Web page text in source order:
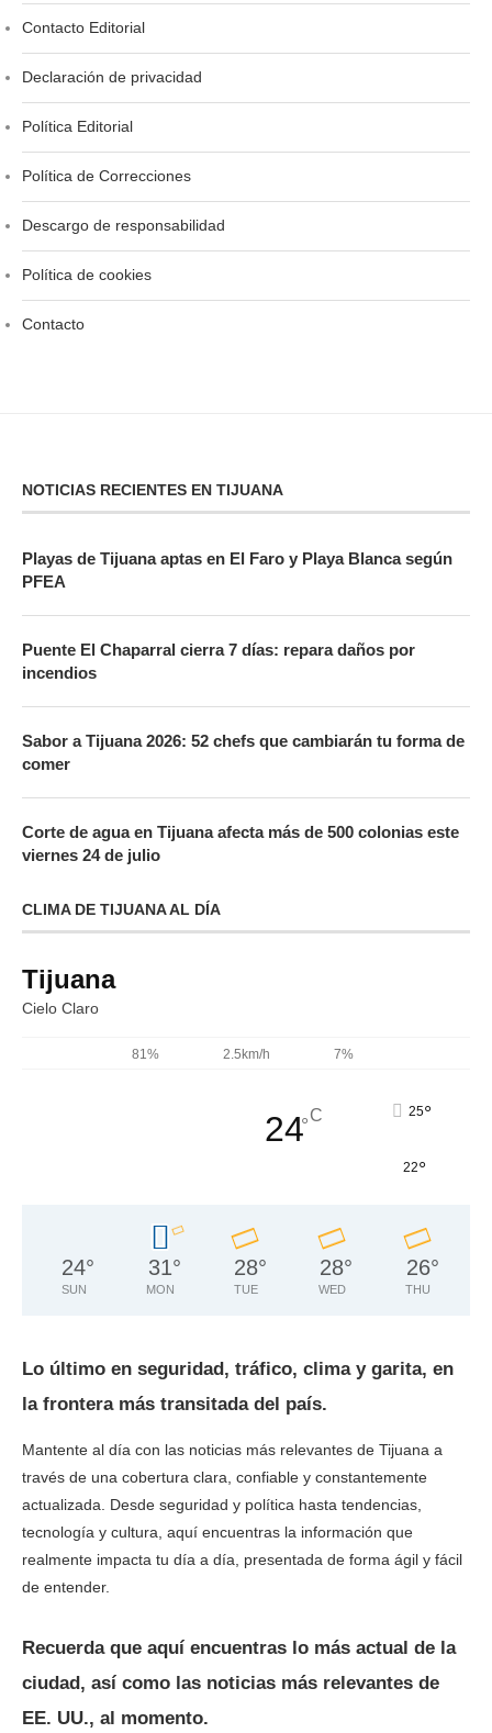
Contacto Editorial
Declaración de privacidad
Política Editorial
Política de Correcciones
Descargo de responsabilidad
Política de cookies
Contacto
NOTICIAS RECIENTES EN TIJUANA
Playas de Tijuana aptas en El Faro y Playa Blanca según
PFEA
Puente El Chaparral cierra 7 días: repara daños por
incendios
Sabor a Tijuana 2026: 52 chefs que cambiarán tu forma de
comer
Corte de agua en Tijuana afecta más de 500 colonias este
viernes 24 de julio
CLIMA DE TIJUANA AL DÍA
Tijuana
Cielo Claro
81% 2.5km/h 7%
24°C 25°
22°
24°
SUN
31°
MON
28°
TUE
28°
WED
26°
THU
Lo último en seguridad, tráfico, clima y garita, en
la frontera más transitada del país.
Mantente al día con las noticias más relevantes de Tijuana a
través de una cobertura clara, confiable y constantemente
actualizada. Desde seguridad y política hasta tendencias,
tecnología y cultura, aquí encuentras la información que
realmente impacta tu día a día, presentada de forma ágil y fácil
de entender.
Recuerda que aquí encuentras lo más actual de la
ciudad, así como las noticias más relevantes de
EE. UU., al momento.